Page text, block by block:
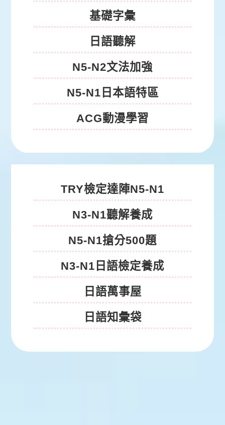
基礎字彙
日語聽解
N5-N2文法加強
N5-N1日本語特區
ACG動漫學習
日檢課程
TRY檢定達陣N5-N1
N3-N1聽解養成
N5-N1搶分500題
N3-N1日語檢定養成
日語萬事屋
日語知彙袋